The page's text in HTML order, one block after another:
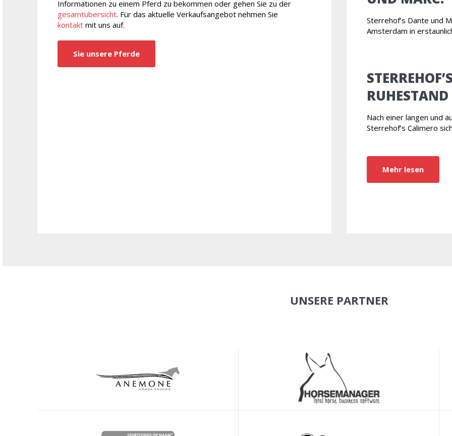
Informationen zu einem Pferd zu bekommen oder gehen Sie zu der
gesamtübersicht. Für das aktuelle Verkaufsangebot nehmen Sie
kontakt mit uns auf.
Sie unsere Pferde
Sterrehof’s Dante und
Amsterdam in
RUHESTAND
Nach einer langen und
Sterrehof’s Calimero sich
Mehr lesen
UNSERE PARTNER